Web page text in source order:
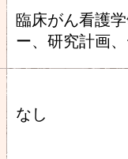
臨床がん看護
ー、研究計画
なし